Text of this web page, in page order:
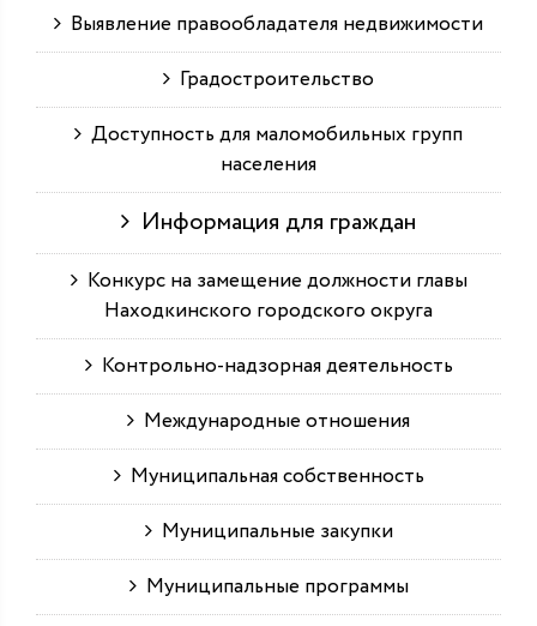
Выявление правообладателя недвижимости
Градостроительство
Доступность для маломобильных групп
населения
Информация для граждан
Конкурс на замещение должности главы
Находкинского городского округа
Контрольно-надзорная деятельность
Международные отношения
Муниципальная собственность
Муниципальные закупки
Муниципальные программы